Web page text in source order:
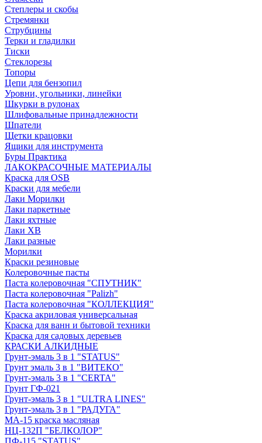
Степлеры и скобы
Стремянки
Струбцины
Терки и гладилки
Тиски
Стеклорезы
Топоры
Цепи для бензопил
Уровни, угольники, линейки
Шкурки в рулонах
Шлифовальные принадлежности
Шпатели
Щетки крацовки
Ящики для инструмента
Буры Практика
ЛАКОКРАСОЧНЫЕ МАТЕРИАЛЫ
Краска для OSB
Краски для мебели
Лаки Морилки
Лаки паркетные
Лаки яхтные
Лаки ХВ
Лаки разные
Морилки
Краски резиновые
Колеровочные пасты
Паста колеровочная "СПУТНИК"
Паста колеровочная "Palizh"
Паста колеровочная "КОЛЛЕКЦИЯ"
Краска акриловая универсальная
Краска для ванн и бытовой техники
Краска для садовых деревьев
КРАСКИ АЛКИДНЫЕ
Грунт-эмаль 3 в 1 "STATUS"
Грунт эмаль 3 в 1 "ВИТЕКО"
Грунт-эмаль 3 в 1 "CERTA"
Грунт ГФ-021
Грунт-эмаль 3 в 1 "ULTRA LINES"
Грунт-эмаль 3 в 1 "РАДУГА"
МА-15 краска масляная
НЦ-132П "БЕЛКОЛОР"
ПФ-115 "STATUS"